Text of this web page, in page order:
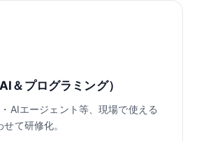
＆プログラミング）
AIエージェント等、現場で使える
て研修化。